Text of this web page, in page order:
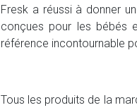
Fresk a réussi à donner
conçues pour les bébés
référence incontournable
Tous les produits de la